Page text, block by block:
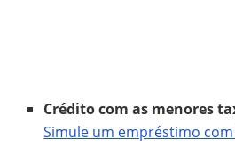
Crédito com as menores
Simule um empréstimo